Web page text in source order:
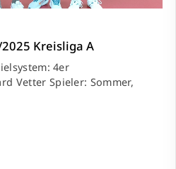
Kreisliga A
4er
Vetter Spieler: Sommer,